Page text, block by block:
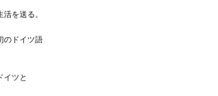
を送る。
のドイツ語
イツと